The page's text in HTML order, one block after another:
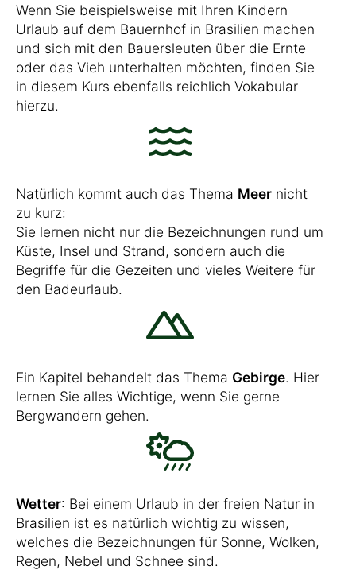
Wenn Sie beispielsweise mit Ihren Kindern
Urlaub auf dem Bauernhof in Brasilien machen
und sich mit den Bauersleuten über die Ernte
oder das Vieh unterhalten möchten, finden Sie
in diesem Kurs ebenfalls reichlich Vokabular
hierzu.
Natürlich kommt auch das Thema Meer nicht
zu kurz:
Sie lernen nicht nur die Bezeichnungen rund um
Küste, Insel und Strand, sondern auch die
Begriffe für die Gezeiten und vieles Weitere für
den Badeurlaub.
Ein Kapitel behandelt das Thema Gebirge. Hier
lernen Sie alles Wichtige, wenn Sie gerne
Bergwandern gehen.
Wetter: Bei einem Urlaub in der freien Natur in
Brasilien ist es natürlich wichtig zu wissen,
welches die Bezeichnungen für Sonne, Wolken,
Regen, Nebel und Schnee sind.